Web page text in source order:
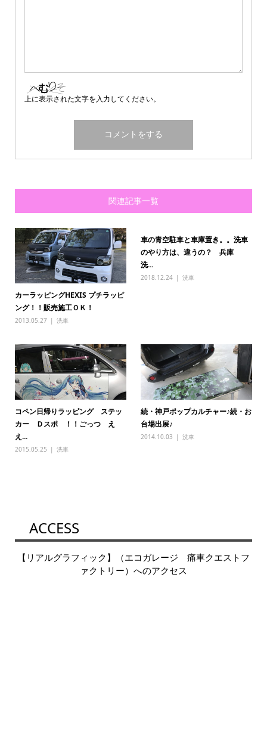
上に表示された文字を入力してください。
関連記事一覧
カーラッピングHEXIS プチラッピ
ング！！販売施工ＯＫ！
2013.05.27 洗車
車の青空駐車と車庫置き。。洗車
のやり方は、違うの？ 兵庫
洗...
2018.12.24 洗車
コペン日帰りラッピング ステッ
カー Ｄスポ ！！ごっつ え
え...
2015.05.25 洗車
続・神戸ポップカルチャー♪続・お
台場出展♪
2014.10.03 洗車
ACCESS
【リアルグラフィック】（エコガレージ 痛車クエストフ
ァクトリー）へのアクセス